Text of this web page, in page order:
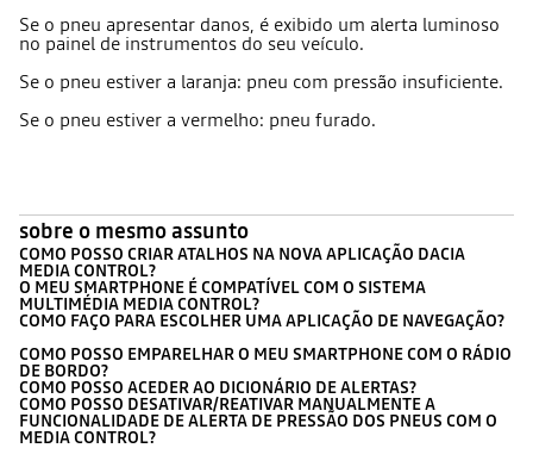
Se o pneu apresentar danos, é exibido um alerta luminoso
no painel de instrumentos do seu veículo.
Se o pneu estiver a laranja: pneu com pressão insuficiente.
Se o pneu estiver a vermelho: pneu furado.
sobre o mesmo assunto
COMO POSSO CRIAR ATALHOS NA NOVA APLICAÇÃO DACIA
MEDIA CONTROL?
O MEU SMARTPHONE É COMPATÍVEL COM O SISTEMA
MULTIMÉDIA MEDIA CONTROL?
COMO FAÇO PARA ESCOLHER UMA APLICAÇÃO DE NAVEGAÇÃO?
COMO POSSO EMPARELHAR O MEU SMARTPHONE COM O RÁDIO
DE BORDO?
COMO POSSO ACEDER AO DICIONÁRIO DE ALERTAS?
COMO POSSO DESATIVAR/REATIVAR MANUALMENTE A
FUNCIONALIDADE DE ALERTA DE PRESSÃO DOS PNEUS COM O
MEDIA CONTROL?